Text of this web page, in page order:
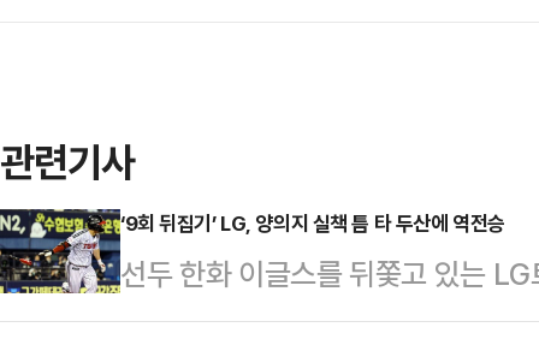
관련기사
‘9회 뒤집기’ LG, 양의지 실책 틈 타 두산에 역전승
선두 한화 이글스를 뒤쫓고 있는
역전승을 거두고 연승 행진을 이어